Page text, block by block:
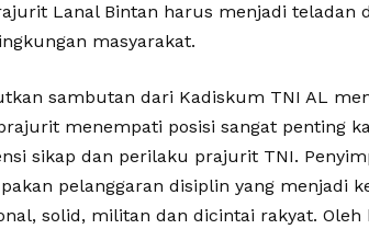
Lanal Bintan harus menjadi teladan
masyarakat.
sambutan dari Kadiskum TNI AL
menempati posisi sangat penting
sikap dan perilaku prajurit TNI.
pelanggaran disiplin yang menjadi
solid, militan dan dicintai rakyat.